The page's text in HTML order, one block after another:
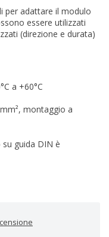
per adattare il modulo
essere utilizzati
(direzione e durata)
a +60°C
montaggio a
guida DIN è